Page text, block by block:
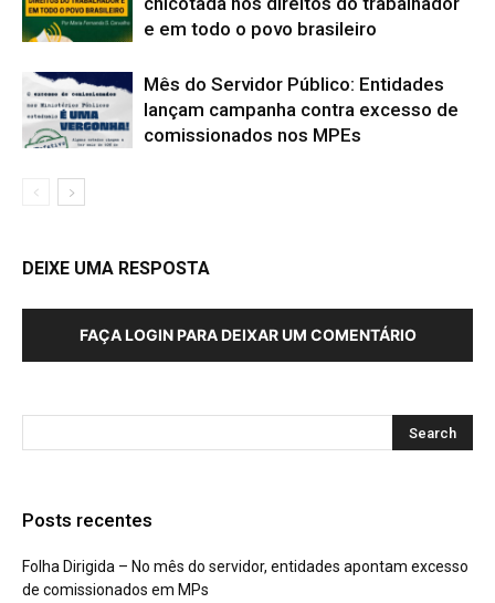
e em todo o povo brasileiro
Mês do Servidor Público: Entidades
lançam campanha contra excesso de
comissionados nos MPEs
DEIXE UMA RESPOSTA
FAÇA LOGIN PARA DEIXAR UM COMENTÁRIO
Posts recentes
Folha Dirigida – No mês do servidor, entidades apontam excesso
de comissionados em MPs